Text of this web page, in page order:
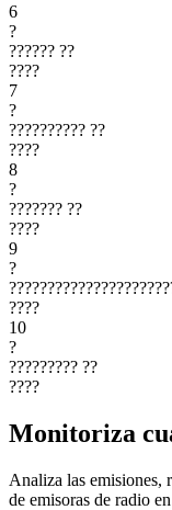
6
?
?????? ??
????
7
?
?????????? ??
????
8
?
??????? ??
????
9
?
????
10
?
????????? ??
????
Monitoriza
Analiza las emisiones,
de emisoras de radio